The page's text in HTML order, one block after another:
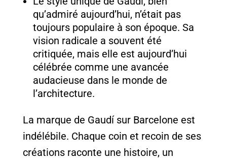
qu’admiré aujourd’hui, n’était pas
toujours populaire à son époque. Sa
vision radicale a souvent été
critiquée, mais elle est aujourd’hui
célébrée comme une avancée
audacieuse dans le monde de
l’architecture.
La marque de Gaudí sur Barcelone est
indélébile. Chaque coin et recoin de ses
créations raconte une histoire, un